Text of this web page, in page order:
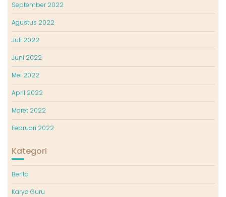
September 2022
Agustus 2022
Juli 2022
Juni 2022
Mei 2022
April 2022
Maret 2022
Februari 2022
Kategori
Berita
Karya Guru